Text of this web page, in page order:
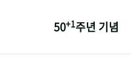
50+1주년 기념